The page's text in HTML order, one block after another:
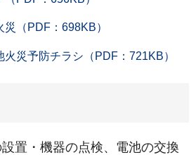
（PDF：698KB）
火災予防チラシ（PDF：721KB）
置・機器の点検、電池の交換